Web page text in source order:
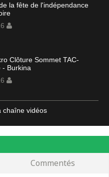
la fête de l'indépendance
Clôture Sommet TAC-
- Burkina
vidéos
Commentés